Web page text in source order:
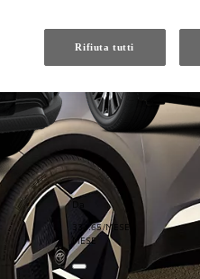
Da
334.65/MESE
MESE
Rifiuta tutti